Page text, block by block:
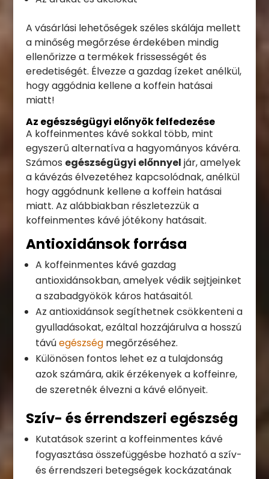
A vásárlási lehetőségek széles skálája mellett
a minőség megőrzése érdekében mindig
ellenőrizze a termékek frissességét és
eredetiségét. Élvezze a gazdag ízeket anélkül,
hogy aggódnia kellene a koffein hatásai
miatt!
Az egészségügyi előnyök felfedezése
A koffeinmentes kávé sokkal több, mint
egyszerű alternatíva a hagyományos kávéra.
Számos egészségügyi előnnyel jár, amelyek
a kávézás élvezetéhez kapcsolódnak, anélkül
hogy aggódnunk kellene a koffein hatásai
miatt. Az alábbiakban részletezzük a
koffeinmentes kávé jótékony hatásait.
Antioxidánsok forrása
A koffeinmentes kávé gazdag
antioxidánsokban, amelyek védik sejtjeinket
a szabadgyökök káros hatásaitól.
Az antioxidánsok segíthetnek csökkenteni a
gyulladásokat, ezáltal hozzájárulva a hosszú
távúegészségmegőrzéséhez.
Különösen fontos lehet ez a tulajdonság
azok számára, akik érzékenyek a koffeinre,
de szeretnék élvezni a kávé előnyeit.
Szív- és érrendszeri egészség
Kutatások szerint a koffeinmentes kávé
fogyasztása összefüggésbe hozható a szív-
és érrendszeri betegségek kockázatának